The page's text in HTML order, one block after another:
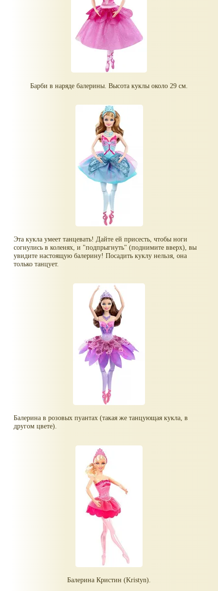
Барби в наряде балерины. Высота куклы около 29 см.
Эта кукла умеет танцевать! Дайте ей присесть, чтобы ноги
согнулись в коленях, и "подпрыгнуть" (поднимите вверх), вы
увидите настоящую балерину! Посадить куклу нельзя, она
только танцует.
Балерина в розовых пуантах (такая же танцующая кукла, в
другом цвете).
Балерина Кристин (Kristyn).